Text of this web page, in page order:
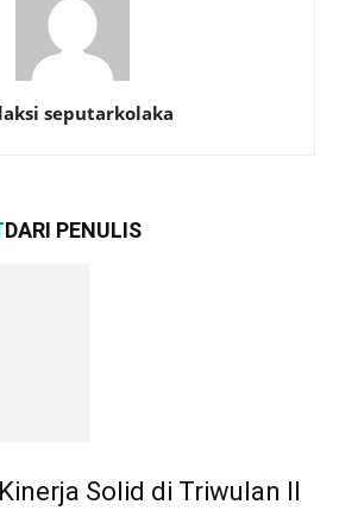
seputarkolaka
DARI PENULIS
Solid di Triwulan II